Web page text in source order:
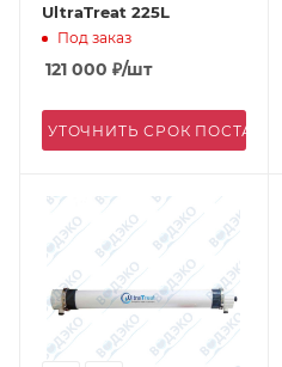
UltraTreat 225L
Под заказ
121 000 ₽/шт
УТОЧНИТЬ СРОК ПОСТАВКИ